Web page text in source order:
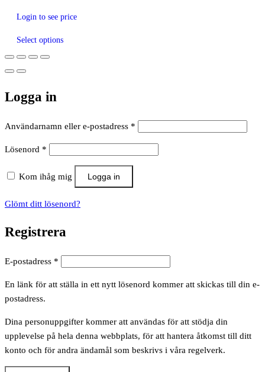
Login to see price
Select options
Logga in
Användarnamn eller e-postadress *
Lösenord *
Kom ihåg mig Logga in
Glömt ditt lösenord?
Registrera
E-postadress *
En länk för att ställa in ett nytt lösenord kommer att skickas till din e-
postadress.
Dina personuppgifter kommer att användas för att stödja din
upplevelse på hela denna webbplats, för att hantera åtkomst till ditt
konto och för andra ändamål som beskrivs i våra regelverk.